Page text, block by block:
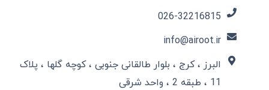
026-32216815​
info@airoot.ir
البرز ، کرج ، بلوار طالقانی جنوبی ، کوچه گلها ، پلاک
11 ، طبقه 2 ، واحد شرقی